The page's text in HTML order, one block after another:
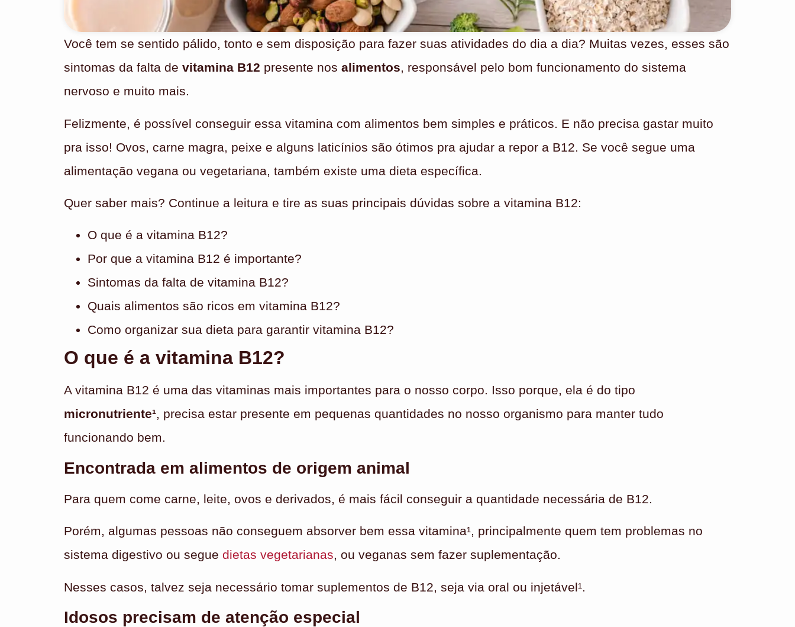
Você tem se sentido pálido, tonto e sem disposição para fazer suas atividades do dia a dia? Muitas vezes, esses são
sintomas da falta de vitamina B12 presente nos alimentos, responsável pelo bom funcionamento do sistema
nervoso e muito mais.
Felizmente, é possível conseguir essa vitamina com alimentos bem simples e práticos. E não precisa gastar muito
pra isso! Ovos, carne magra, peixe e alguns laticínios são ótimos pra ajudar a repor a B12. Se você segue uma
alimentação vegana ou vegetariana, também existe uma dieta específica.
Quer saber mais? Continue a leitura e tire as suas principais dúvidas sobre a vitamina B12:
O que é a vitamina B12?
Por que a vitamina B12 é importante?
Sintomas da falta de vitamina B12?
Quais alimentos são ricos em vitamina B12?
Como organizar sua dieta para garantir vitamina B12?
O que é a vitamina B12?
A vitamina B12 é uma das vitaminas mais importantes para o nosso corpo. Isso porque, ela é do tipo
micronutriente¹, precisa estar presente em pequenas quantidades no nosso organismo para manter tudo
funcionando bem.
Encontrada em alimentos de origem animal
Para quem come carne, leite, ovos e derivados, é mais fácil conseguir a quantidade necessária de B12.
Porém, algumas pessoas não conseguem absorver bem essa vitamina¹, principalmente quem tem problemas no
sistema digestivo ou segue dietas vegetarianas, ou veganas sem fazer suplementação.
Nesses casos, talvez seja necessário tomar suplementos de B12, seja via oral ou injetável¹.
Idosos precisam de atenção especial